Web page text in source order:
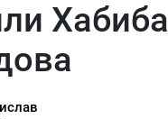
Хабиба